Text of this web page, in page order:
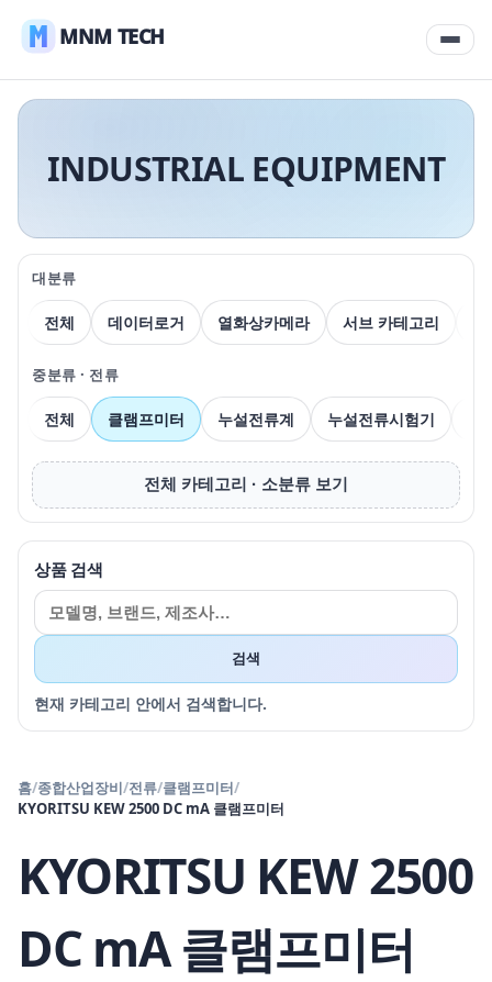
MNM TECH
INDUSTRIAL EQUIPMENT
대분류
전체 데이터로거 열화상카메라 서브 카테고리
중분류 · 전류
전체 클램프미터 누설전류계 누설전류시험기
전체 카테고리 · 소분류 보기
상품 검색
검색
현재 카테고리 안에서 검색합니다.
홈/종합산업장비/전류/클램프미터/
KYORITSU KEW 2500 DC mA 클램프미터
KYORITSU KEW 2500
DC mA 클램프미터